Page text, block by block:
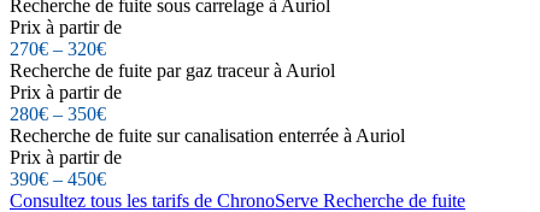
Recherche de fuite sous carrelage à Auriol
Prix à partir de
270€ – 320€
Recherche de fuite par gaz traceur à Auriol
Prix à partir de
280€ – 350€
Recherche de fuite sur canalisation enterrée à Auriol
Prix à partir de
390€ – 450€
Consultez tous les tarifs de ChronoServe Recherche de fuite